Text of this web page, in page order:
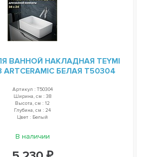
ВАННОЙ НАКЛАДНАЯ TEYMI
ARTCERAMIC БЕЛАЯ T50304
Артикул : T50304
Ширина, см : 38
Высота, см : 12
Глубина, см : 24
Цвет : Белый
В наличии